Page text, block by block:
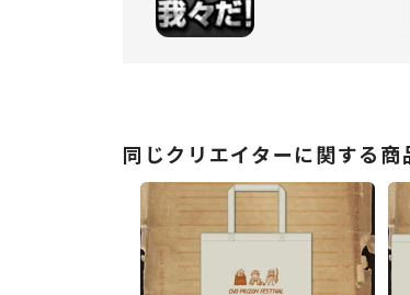
同じクリエイターに関する商